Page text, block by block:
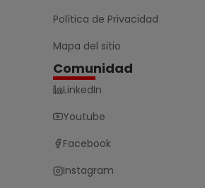
Política de Privacidad
Mapa del sitio
Comunidad
LinkedIn
Youtube
Facebook
Instagram